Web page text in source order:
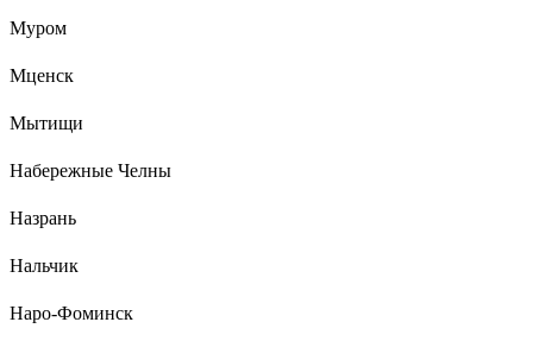
Муром
Мценск
Мытищи
Набережные Челны
Назрань
Нальчик
Наро-Фоминск